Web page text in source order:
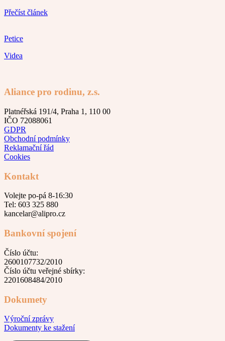
Přečíst článek
Petice
Videa
Aliance pro rodinu, z.s.
Platnéřská 191/4, Praha 1, 110 00
IČO 72088061
GDPR
Obchodní podmínky
Reklamační řád
Cookies
Kontakt
Volejte po-pá 8-16:30
Tel: 603 325 880
kancelar@alipro.cz
Bankovní spojení
Číslo účtu:
2600107732/2010
Číslo účtu veřejné sbírky:
2201608484/2010
Dokumety
Výroční zprávy
Dokumenty ke stažení